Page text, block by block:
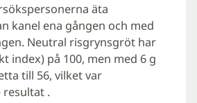
äta
kanel ena gången och med
Neutral risgrynsgröt har
index) på 100, men med 6 g
till 56, vilket var
.